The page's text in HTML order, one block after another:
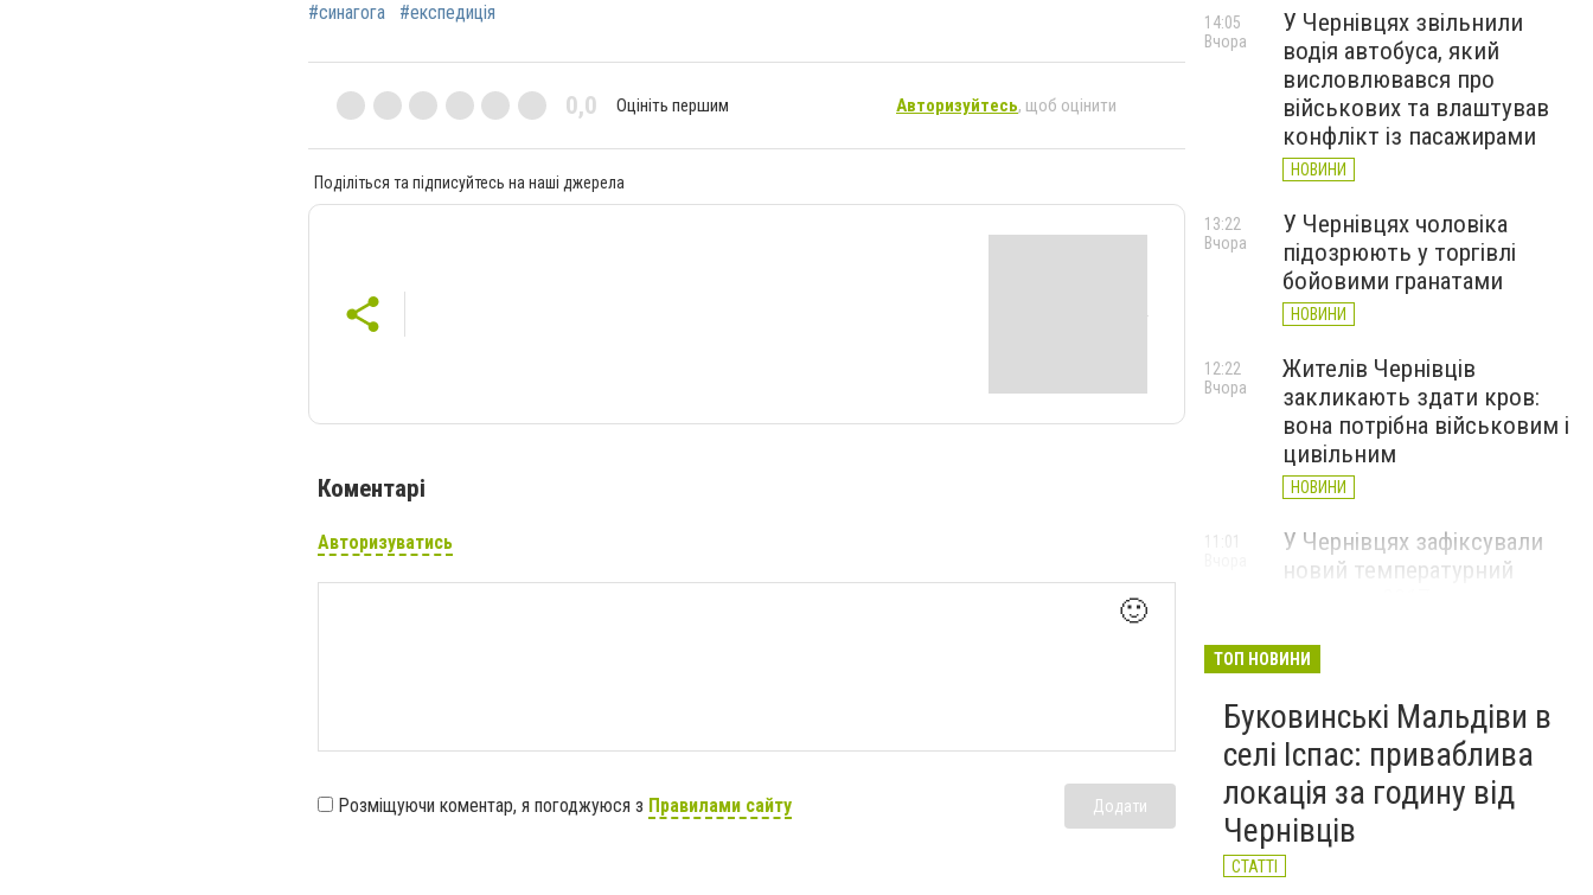
#синагога #експедиція
0,0 Оцініть першим Авторизуйтесь, щоб оцінити
Поділіться та підписуйтесь на наші джерела
Коментарі
Авторизуватись
🙂
Розміщуючи коментар, я погоджуюся з Правилами сайту Додати
У Чернівцях звільнили
водія автобуса, який
висловлювався про
військових та влаштував
конфлікт із пасажирами
НОВИНИ
14:05
Вчора
У Чернівцях чоловіка
підозрюють у торгівлі
бойовими гранатами
НОВИНИ
13:22
Вчора
Жителів Чернівців
закликають здати кров:
вона потрібна військовим і
цивільним
НОВИНИ
12:22
Вчора
У Чернівцях зафіксували
новий температурний
11:01
області обмежили рух
великовагового транспорту
НОВИНИ
Вчора
ТОП НОВИНИ
Буковинські Мальдіви в
селі Іспас: приваблива
локація за годину від
Чернівців
СТАТТІ